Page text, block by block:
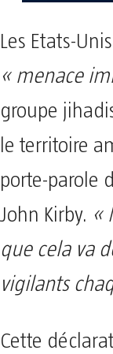
Les Etats-
« menace
groupe
le territoire
porte-parole
John Kirby. «
que cela va
vigilants
Cette